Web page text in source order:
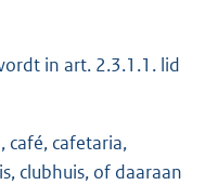
in art. 2.3.1.1. lid
café, cafetaria,
clubhuis, of daaraan